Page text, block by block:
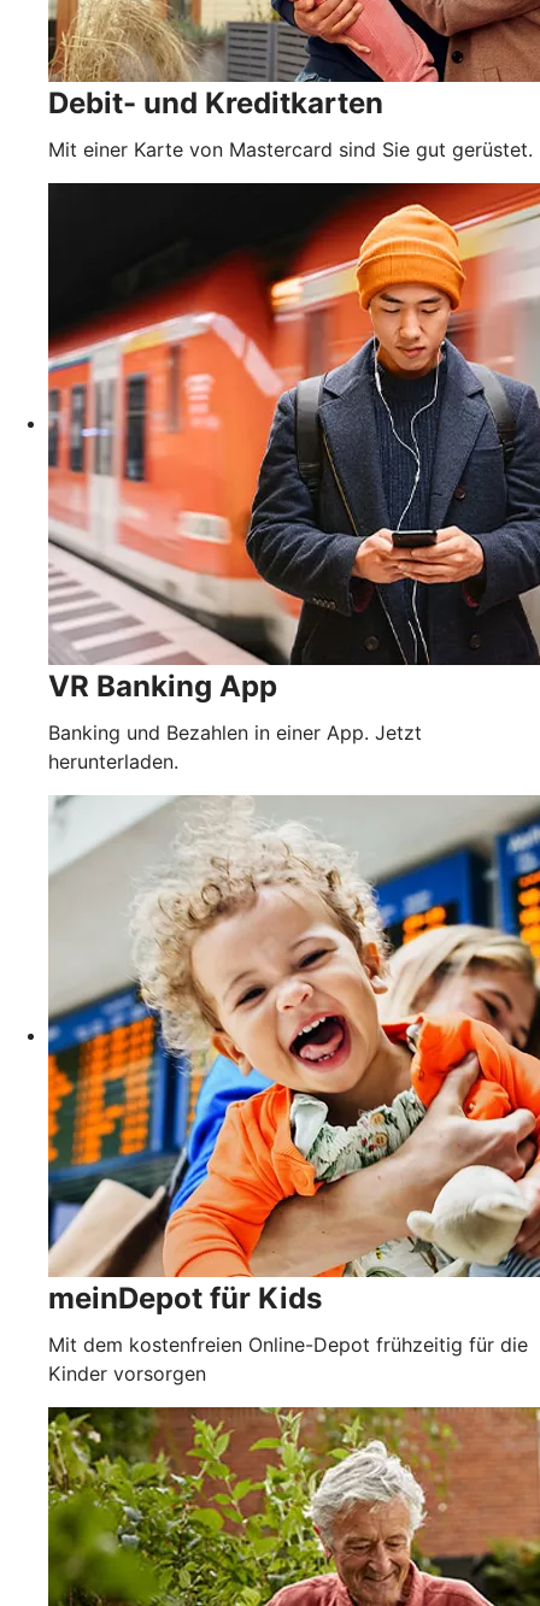
Debit- und Kreditkarten
Mit einer Karte von Mastercard sind Sie gut gerüstet.
VR Banking App
Banking und Bezahlen in einer App. Jetzt
herunterladen.
meinDepot für Kids
Mit dem kostenfreien Online-Depot frühzeitig für die
Kinder vorsorgen